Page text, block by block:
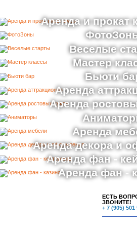
Аренда и прокат
Веселые
Мастер
Бьюти
Аренда
Аренда
Аренда
Аренда декора и
Аренда фан -
Аренда фан -
ЕСТЬ
ЗВОНИТЕ!
+ 7 (905) 501